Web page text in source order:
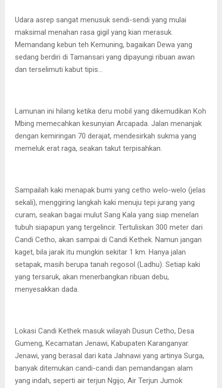
Udara asrep sangat menusuk sendi-sendi yang mulai
maksimal menahan rasa gigil yang kian merasuk.
Memandang kebun teh Kemuning, bagaikan Dewa yang
sedang berdiri di Tamansari yang dipayungi ribuan awan
dan terselimuti kabut tipis…
Lamunan ini hilang ketika deru mobil yang dikemudikan Koh
Mbing memecahkan kesunyian Arcapada. Jalan menanjak
dengan kemiringan 70 derajat, mendesirkah sukma yang
memeluk erat raga, seakan takut terpisahkan.
Sampailah kaki menapak bumi yang cetho welo-welo (jelas
sekali), menggiring langkah kaki menuju tepi jurang yang
curam, seakan bagai mulut Sang Kala yang siap menelan
tubuh siapapun yang tergelincir. Tertuliskan 300 meter dari
Candi Cetho, akan sampai di Candi Kethek. Namun jangan
kaget, bila jarak itu mungkin sekitar 1 km. Hanya jalan
setapak, masih berupa tanah regosol (Ladhu). Setiap kaki
yang tersaruk, akan menerbangkan ribuan debu,
menyesakkan dada.
Lokasi Candi Kethek masuk wilayah Dusun Cetho, Desa
Gumeng, Kecamatan Jenawi, Kabupaten Karanganyar.
Jenawi, yang berasal dari kata Jahnawi yang artinya Surga,
banyak ditemukan candi-candi dan pemandangan alam
yang indah, seperti air terjun Ngijo, Air Terjun Jumok